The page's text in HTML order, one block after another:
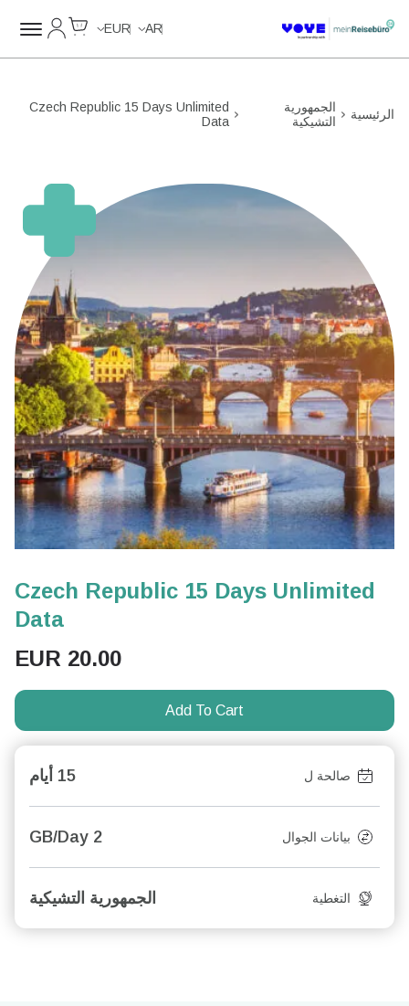
AR
EUR
الرئيسية
الجمهورية
التشيكية
Czech Republic 15 Days Unlimited
Data
Czech Republic 15 Days Unlimited
Data
EUR 20.00
Add To Cart
صالحة ل 15 أيام
بيانات الجوال 2 GB/Day
التغطية الجمهورية التشيكية